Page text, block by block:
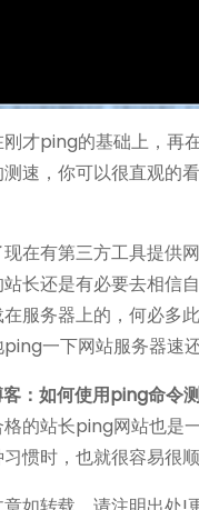
ping的基础上，再
速，你可以很直观的
有第三方工具提供网
长还是有必要去相信
服务器上的，何必多
一下网站服务器速
客：如何使用ping命令
的站长ping网站也是
惯时，也就很容易很